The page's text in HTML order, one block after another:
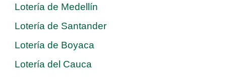
Lotería de Medellín
Lotería de Santander
Lotería de Boyaca
Lotería del Cauca